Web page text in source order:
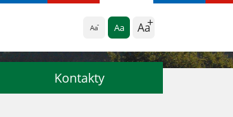
Aa Aa Aa
Kontakty